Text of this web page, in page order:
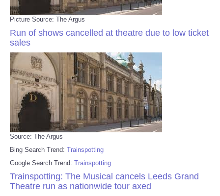
Picture Source: The Argus
Run of shows cancelled at theatre due to low ticket
sales
Source: The Argus
Bing Search Trend: Trainspotting
Google Search Trend: Trainspotting
Trainspotting: The Musical cancels Leeds Grand
Theatre run as nationwide tour axed